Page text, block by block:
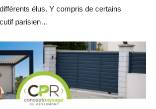
élus. Y compris de certains
parisien…